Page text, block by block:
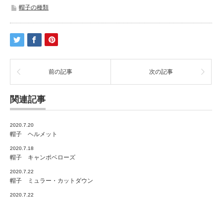
子
ュ
ー
リ
プ・
ハ
は
帽子の種類
前の記事 次の記事
関連記事
2020.7.20
帽子 ヘルメット
2020.7.18
帽子 キャンポベローズ
2020.7.22
帽子 ミュラー・カットダウン
2020.7.22